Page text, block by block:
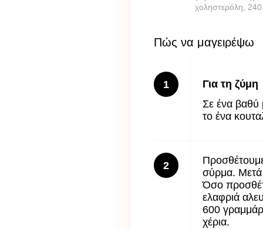
χοληστερόλη,
Πώς να μαγειρέψω
1
Για τη ζύμη
Σε ένα βαθύ
το ένα
2
Προσθέτουμε
σύρμα. Μετά
Όσο
ελαφριά
600
χέρια.